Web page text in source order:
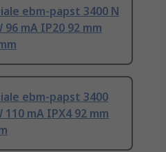
ebm-papst 3400 N
96 mA IP20 92 mm
ebm-papst 3400
110 mA IPX4 92 mm